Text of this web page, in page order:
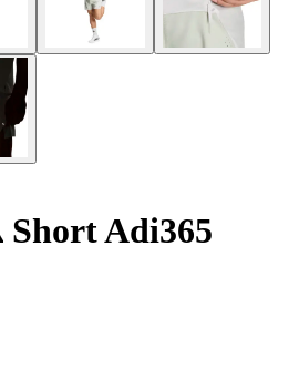
Short Adi365